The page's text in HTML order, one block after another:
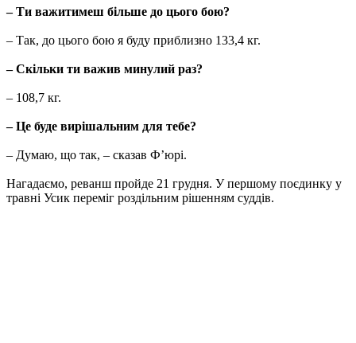
– Ти важитимеш більше до цього бою?
– Так, до цього бою я буду приблизно 133,4 кг.
– Скільки ти важив минулий раз?
– 108,7 кг.
– Це буде вирішальним для тебе?
– Думаю, що так, – сказав Фʼюрі.
Нагадаємо, реванш пройде 21 грудня. У першому поєдинку у
травні Усик переміг роздільним рішенням суддів.